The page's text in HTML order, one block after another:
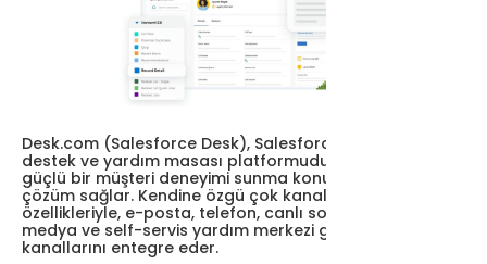
Desk.com (Salesforce Desk), Salesforce'un müşteri
destek ve yardım masası platformudur ve işletmelere
güçlü bir müşteri deneyimi sunma konusunda lider bir
çözüm sağlar. Kendine özgü çok kanallı iletişim
özellikleriyle, e-posta, telefon, canlı sohbet, sosyal
medya ve self-servis yardım merkezi gibi çeşitli iletişim
kanallarını entegre eder.